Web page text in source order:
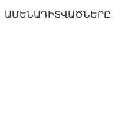
ԱՄԵՆԱԴԻՏՎԱԾՆԵՐԸ